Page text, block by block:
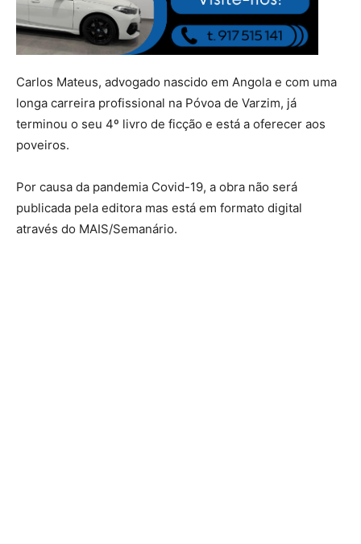
Carlos Mateus, advogado nascido em Angola e com uma
longa carreira profissional na Póvoa de Varzim, já
terminou o seu 4º livro de ficção e está a oferecer aos
poveiros.
Por causa da pandemia Covid-19, a obra não será
publicada pela editora mas está em formato digital
através do MAIS/Semanário.